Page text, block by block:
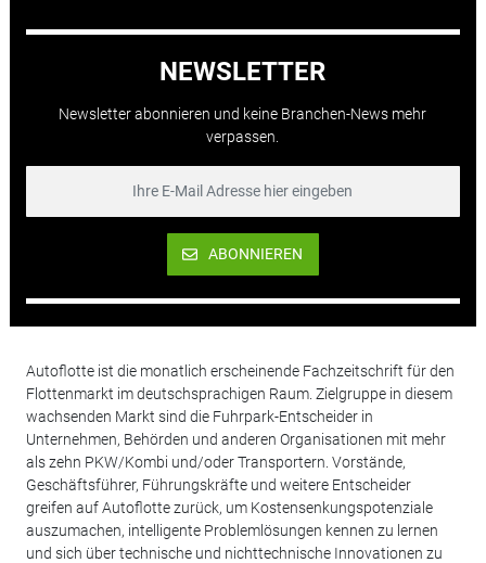
NEWSLETTER
Newsletter abonnieren und keine Branchen-News mehr
verpassen.
ABONNIEREN
Autoflotte ist die monatlich erscheinende Fachzeitschrift für den
Flottenmarkt im deutschsprachigen Raum. Zielgruppe in diesem
wachsenden Markt sind die Fuhrpark-Entscheider in
Unternehmen, Behörden und anderen Organisationen mit mehr
als zehn PKW/Kombi und/oder Transportern. Vorstände,
Geschäftsführer, Führungskräfte und weitere Entscheider
greifen auf Autoflotte zurück, um Kostensenkungspotenziale
auszumachen, intelligente Problemlösungen kennen zu lernen
und sich über technische und nichttechnische Innovationen zu